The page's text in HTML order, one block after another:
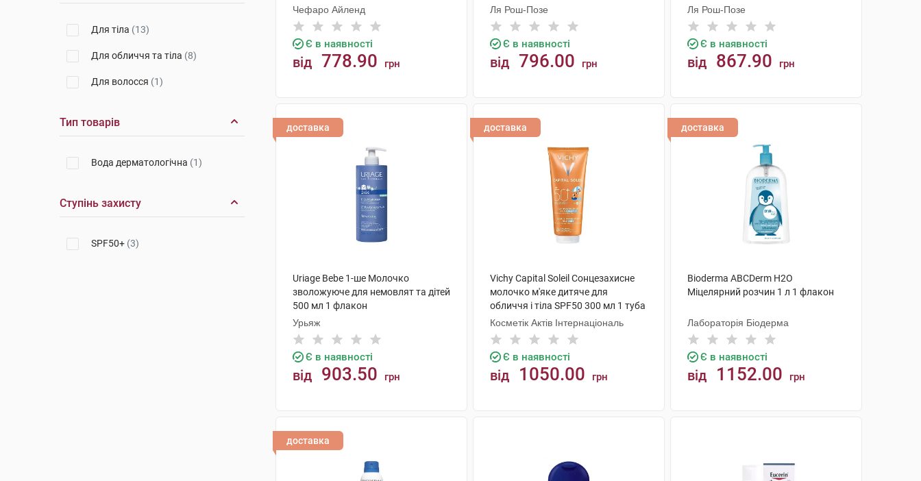
Для тіла (13)
Для обличчя та тіла (8)
Для волосся (1)
Тип товарів
Вода дерматологічна (1)
Ступінь захисту
SPF50+ (3)
Чефаро Айленд
Є в наявності
від 778.90 грн
немовлят та дорослих 400 мл 1
флакон
Ля Рош-Позе
Є в наявності
від 796.00 грн
тіла SPF50 + 150 мл 1 флакон
Ля Рош-Позе
Є в наявності
від 867.90 грн
доставка
Uriage Bebe 1-ше Молочко
зволожуюче для немовлят та дітей
500 мл 1 флакон
Урьяж
Є в наявності
від 903.50 грн
доставка
Vichy Capital Soleil Сонцезахисне
молочко м'яке дитяче для
обличчя і тіла SPF50 300 мл 1 туба
Косметік Актів Інтернаціональ
Є в наявності
від 1050.00 грн
доставка
Bioderma ABCDerm Н2О
Міцелярний розчин 1 л 1 флакон
Лабораторія Біодерма
Є в наявності
від 1152.00 грн
доставка